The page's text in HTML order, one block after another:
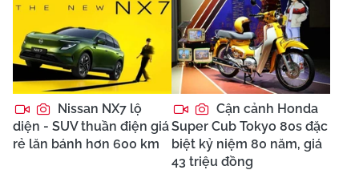
Nissan NX7 lộ
diện - SUV thuần điện giá
rẻ lăn bánh hơn 600 km
Cận cảnh Honda
Super Cub Tokyo 80s đặc
biệt kỷ niệm 80 năm, giá
43 triệu đồng